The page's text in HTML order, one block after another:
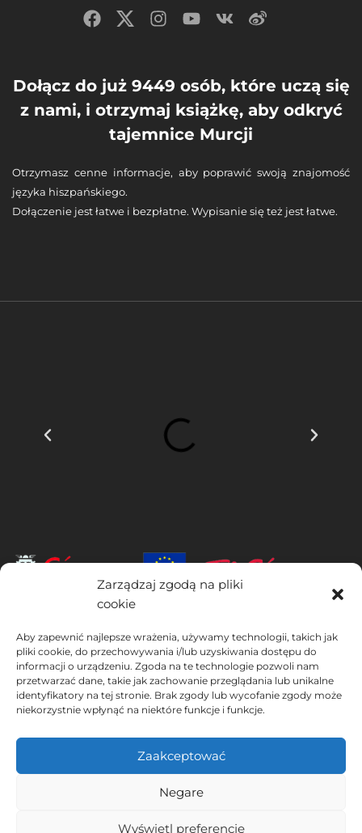
Zarządzaj zgodą na pliki
cookie
Aby zapewnić najlepsze wrażenia, używamy technologii, takich jak
pliki cookie, do przechowywania i/lub uzyskiwania dostępu do
informacji o urządzeniu. Zgoda na te technologie pozwoli nam
przetwarzać dane, takie jak zachowanie przeglądania lub unikalne
identyfikatory na tej stronie. Brak zgody lub wycofanie zgody może
niekorzystnie wpłynąć na niektóre funkcje i funkcje.
Zaakceptować
Negare
Wyświetl preferencje
Dołącz do już 9449 osób, które uczą się
z nami, i otrzymaj książkę, aby odkryć
tajemnice Murcji
Otrzymasz cenne informacje, aby poprawić swoją znajomość
języka hiszpańskiego.
Dołączenie jest łatwe i bezpłatne. Wypisanie się też jest łatwe.
beneficjentem Europejskiego Funduszu Rozwoju Regionalnego,
którego celem jest rozwój wykorzystania i jakości technologii
informacyjno-komunikacyjnych oraz ich dostępności, dzięki czemu
wdrożył następujące rozwiązania: obecność w Internecie poprzez
swoją Stronie internetowej. Obecne działanie miało miejsce w 2020
roku. W tym celu zostało wsparte przez program TIC Cámaras, przez